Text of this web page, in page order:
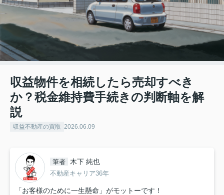
収益物件を相続したら売却すべき
か？税金維持費手続きの判断軸を解
説
収益不動産の買取 2026.06.09
筆者 木下 純也
不動産キャリア36年
「お客様のために一生懸命」がモットーです！